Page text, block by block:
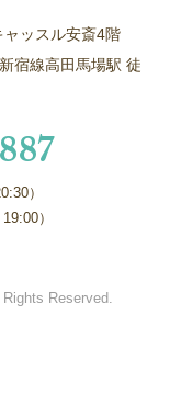
ッスル安斎4階
宿線高田馬場駅 徒
）
）
Reserved.